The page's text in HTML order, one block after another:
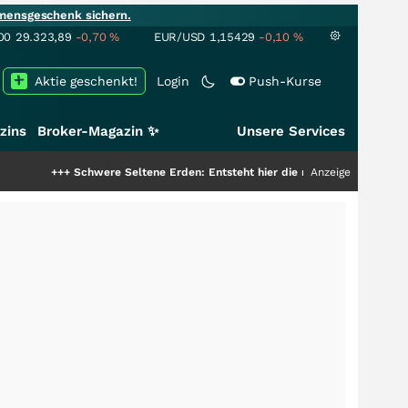
sichern.
29.323,89 -0,70% EUR/USD 1,15429 -0,10 %
Login Push-Kurse
Aktie geschenkt!
Broker-Magazin ✨ Unsere Services
Schwere Seltene Erden: Entsteht hier die nächste Milliardenstory?
Anzeige